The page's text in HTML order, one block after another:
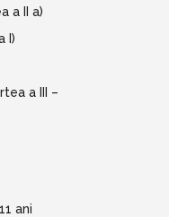
a II a)
I)
a III –
ani